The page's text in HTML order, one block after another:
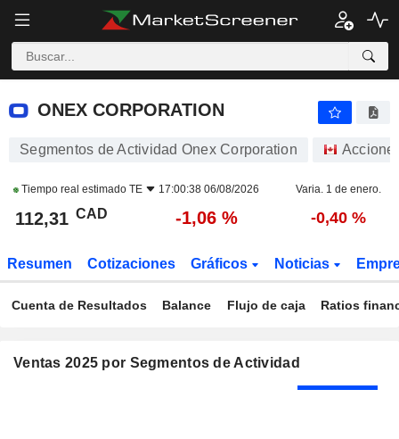
ONEX CORPORATION
ONEX CORPORATION
Segmentos de Actividad Onex Corporation
Tiempo real estimado TE 17:00:38 06/08/2026 Varia. 1 de enero.
112,31 CAD -1,06 % -0,40 %
Resumen Cotizaciones Gráficos Noticias
Cuenta de Resultados Balance Flujo de caja Ratios
Ventas 2025 por Segmentos de Actividad